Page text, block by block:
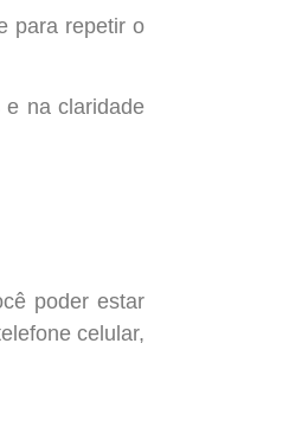
para repetir o
na claridade
poder estar
celular,